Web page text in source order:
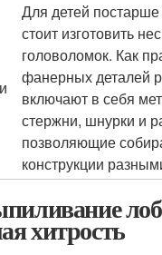
Для детей
стоит изготовить
головоломок. Как
фанерных деталей
включают в себя
стержни, шнурки и
позволяющие
конструкции
хитрость